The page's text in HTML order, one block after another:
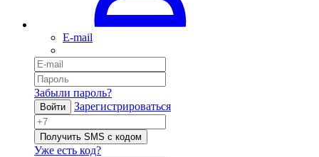
E-mail
Забыли пароль?
Войти Зарегистрироваться
Получить SMS с кодом
Уже есть код?